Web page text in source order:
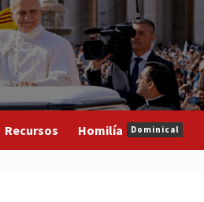
Recursos Homilía Dominical